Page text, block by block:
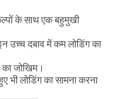
के साथ एक बहुमुखी
उच्च दबाव में कम लोडिंग का
जोखिम।
भी लोडिंग का सामना करना